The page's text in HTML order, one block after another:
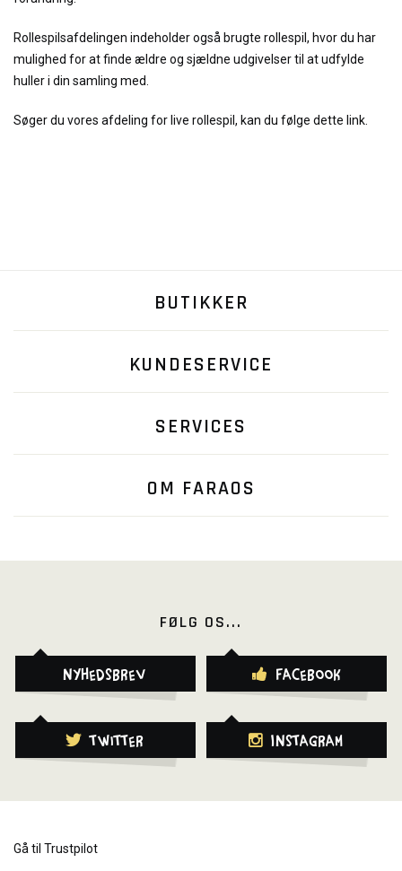
Rollespilsafdelingen indeholder også brugte rollespil, hvor du har
mulighed for at finde ældre og sjældne udgivelser til at udfylde
huller i din samling med.
Søger du vores afdeling for live rollespil, kan du følge dette link.
BUTIKKER
KUNDESERVICE
SERVICES
OM FARAOS
FØLG OS...
Nyhedsbrev Facebook
Twitter Instagram
Gå til Trustpilot